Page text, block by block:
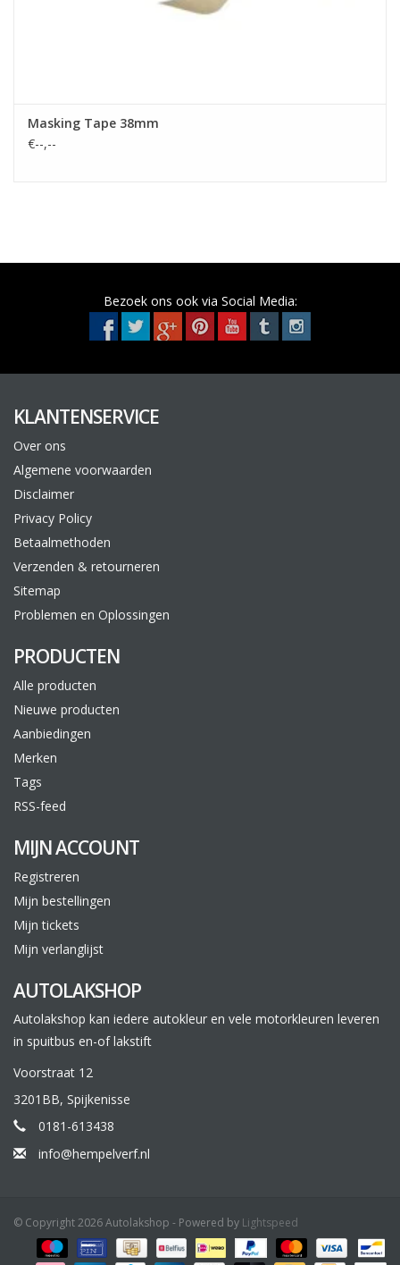
Masking Tape 38mm
€--,--
Bezoek ons ook via Social Media:
KLANTENSERVICE
Over ons
Algemene voorwaarden
Disclaimer
Privacy Policy
Betaalmethoden
Verzenden & retourneren
Sitemap
Problemen en Oplossingen
PRODUCTEN
Alle producten
Nieuwe producten
Aanbiedingen
Merken
Tags
RSS-feed
MIJN ACCOUNT
Registreren
Mijn bestellingen
Mijn tickets
Mijn verlanglijst
AUTOLAKSHOP
Autolakshop kan iedere autokleur en vele motorkleuren leveren
in spuitbus en-of lakstift
Voorstraat 12
3201BB, Spijkenisse
0181-613438
info@hempelverf.nl
© Copyright 2026 Autolakshop - Powered by Lightspeed